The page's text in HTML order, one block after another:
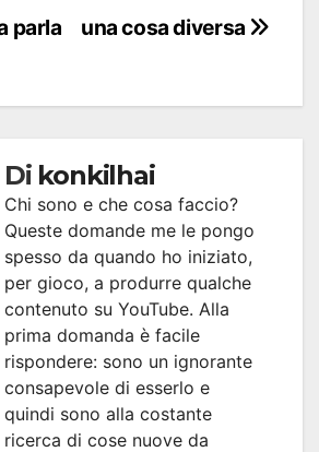
una cosa diversa
parla
Di konkilhai
Chi sono e che cosa faccio?
Queste domande me le pongo
spesso da quando ho iniziato,
per gioco, a produrre qualche
contenuto su YouTube. Alla
prima domanda è facile
rispondere: sono un ignorante
consapevole di esserlo e
quindi sono alla costante
ricerca di cose nuove da